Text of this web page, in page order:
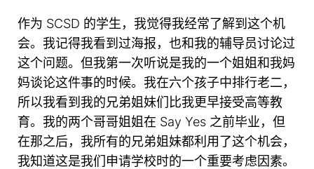
作为 SCSD 的学生，我觉得我经常了解到这个机
会。我记得我看到过海报，也和我的辅导员讨论过
这个问题。但我第一次听说是我的一个姐姐和我妈
妈谈论这件事的时候。我在六个孩子中排行老二，
所以我看到我的兄弟姐妹们比我更早接受高等教
育。我的两个哥哥姐姐在 Say Yes 之前毕业，但
在那之后，我所有的兄弟姐妹都利用了这个机会，
我知道这是我们申请学校时的一个重要考虑因素。